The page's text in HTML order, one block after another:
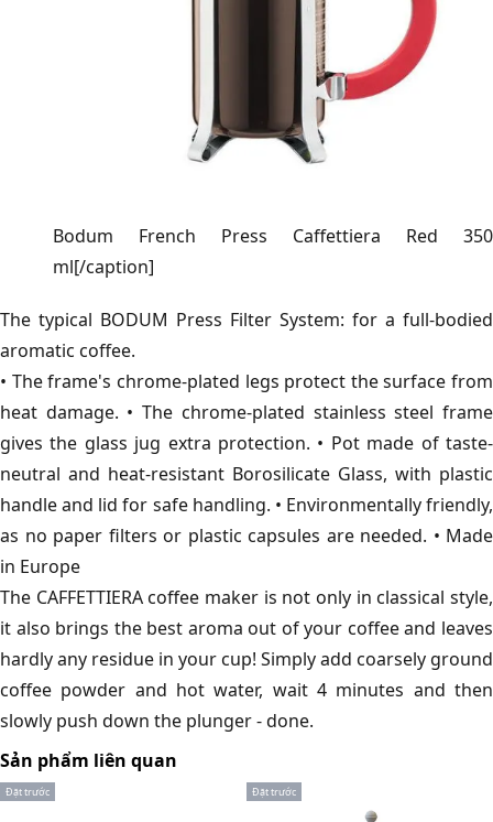
Bodum French Press Caffettiera Red 350
ml[/caption]
The typical BODUM Press Filter System: for a full-bodied
aromatic coffee.
• The frame's chrome-plated legs protect the surface from
heat damage. • The chrome-plated stainless steel frame
gives the glass jug extra protection. • Pot made of taste-
neutral and heat-resistant Borosilicate Glass, with plastic
handle and lid for safe handling. • Environmentally friendly,
as no paper filters or plastic capsules are needed. • Made
in Europe
The CAFFETTIERA coffee maker is not only in classical style,
it also brings the best aroma out of your coffee and leaves
hardly any residue in your cup! Simply add coarsely ground
coffee powder and hot water, wait 4 minutes and then
slowly push down the plunger - done.
Sản phẩm liên quan
Đặt trước Đặt trước